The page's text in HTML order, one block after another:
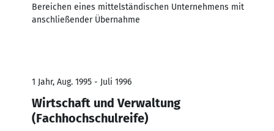
Bereichen eines mittelständischen Unternehmens mit
anschließender Übernahme
1 Jahr, Aug. 1995 - Juli 1996
Wirtschaft und Verwaltung
(Fachhochschulreife)